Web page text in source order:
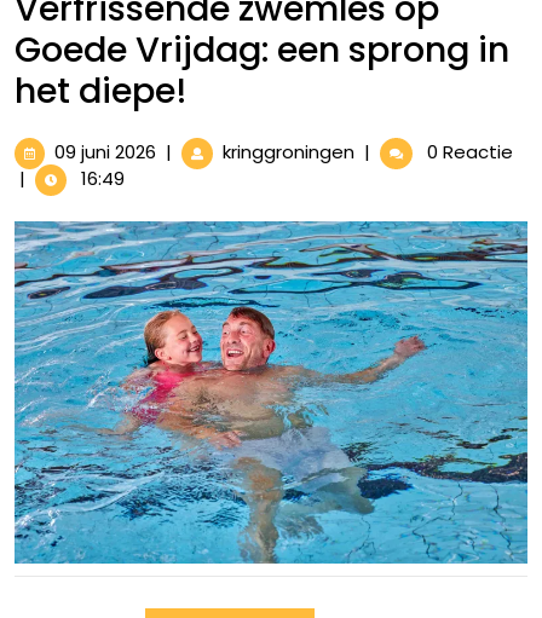
Goede Vrijdag: een sprong in
het diepe!
09 juni 2026 09| kringgroningenVerfrissende
zwemles
Goede
Vrijdag:
een
sprong
in
het
diepe!
|
0 Reactie
|
16:49